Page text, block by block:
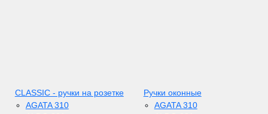
CLASSIC - ручки на розетке
AGATA 310
Ручки оконные
AGATA 310